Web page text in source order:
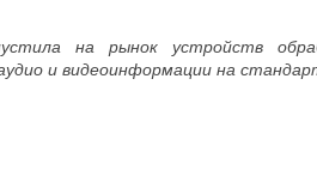
на рынок устройств
и видеоинформации на